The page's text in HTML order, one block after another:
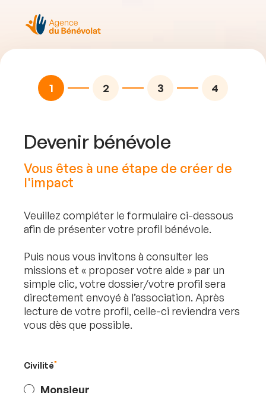
Étape 1 sur 4
Devenir bénévole
Vous êtes à une étape de créer de
l'impact
Veuillez compléter le formulaire ci-dessous
afin de présenter votre profil bénévole.
Puis nous vous invitons à consulter les
missions et « proposer votre aide » par un
simple clic, votre dossier/votre profil sera
directement envoyé à l’association. Après
lecture de votre profil, celle-ci reviendra vers
vous dès que possible.
Civilité
Monsieur